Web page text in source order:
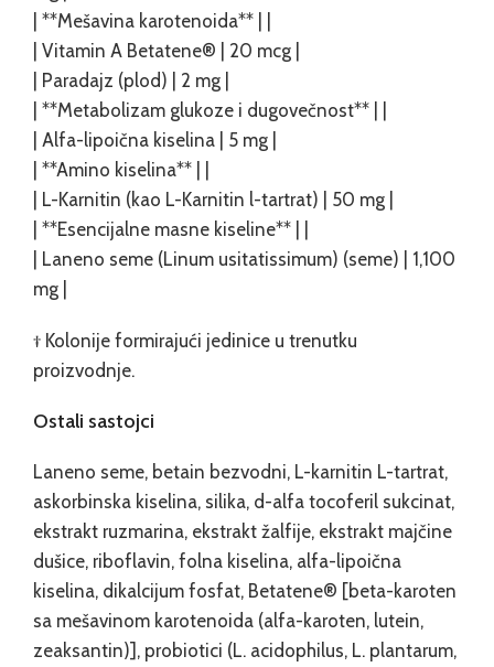
| **Mešavina karotenoida** | |
| Vitamin A Betatene® | 20 mcg |
| Paradajz (plod) | 2 mg |
| **Metabolizam glukoze i dugovečnost** | |
| Alfa-lipoična kiselina | 5 mg |
| **Amino kiselina** | |
| L-Karnitin (kao L-Karnitin l-tartrat) | 50 mg |
| **Esencijalne masne kiseline** | |
| Laneno seme (Linum usitatissimum) (seme) | 1,100
mg |
† Kolonije formirajući jedinice u trenutku
proizvodnje.
Ostali sastojci
Laneno seme, betain bezvodni, L-karnitin L-tartrat,
askorbinska kiselina, silika, d-alfa tocoferil sukcinat,
ekstrakt ruzmarina, ekstrakt žalfije, ekstrakt majčine
dušice, riboflavin, folna kiselina, alfa-lipoična
kiselina, dikalcijum fosfat, Betatene® [beta-karoten
sa mešavinom karotenoida (alfa-karoten, lutein,
zeaksantin)], probiotici (L. acidophilus, L. plantarum,